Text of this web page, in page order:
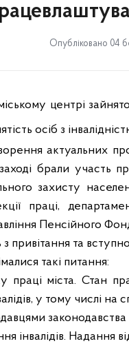
Опубліковано 04
центрі
осіб з
актуальних
брали участь
захисту
праці,
Пенсійного
привітання та
такі питання:
праці міста. Стан
у тому числі
інвалідів. Надання